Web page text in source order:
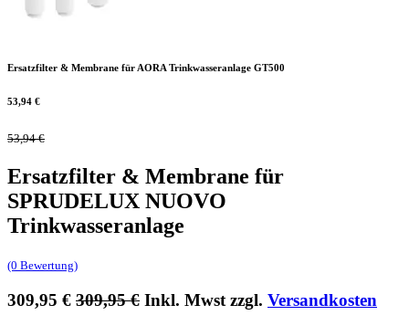
Ersatzfilter & Membrane für AORA Trinkwasseranlage GT500
53,94 €
53,94€
Ersatzfilter & Membrane für
SPRUDELUX NUOVO
Trinkwasseranlage
(0 Bewertung)
309,95 € 309,95€ Inkl. Mwst zzgl. Versandkosten